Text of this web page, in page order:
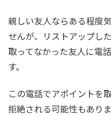
親しい友人ならある程度
せんが、リストアップし
取ってなかった友人に電
す。
この電話でアポイントを
拒絶される可能性もありま